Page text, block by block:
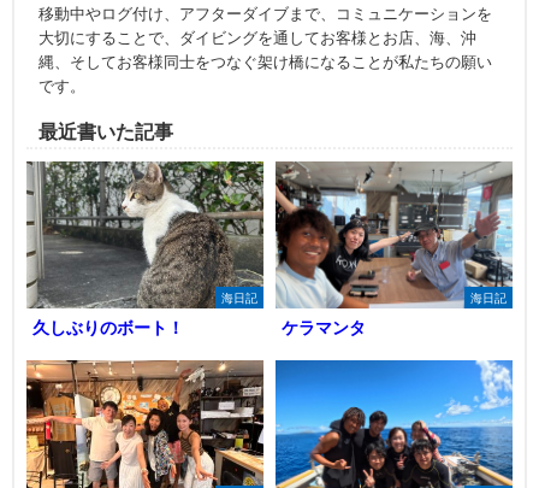
移動中やログ付け、アフターダイブまで、コミュニケーションを
大切にすることで、ダイビングを通してお客様とお店、海、沖
縄、そしてお客様同士をつなぐ架け橋になることが私たちの願い
です。
最近書いた記事
海日記
久しぶりのボート！
海日記
ケラマンタ